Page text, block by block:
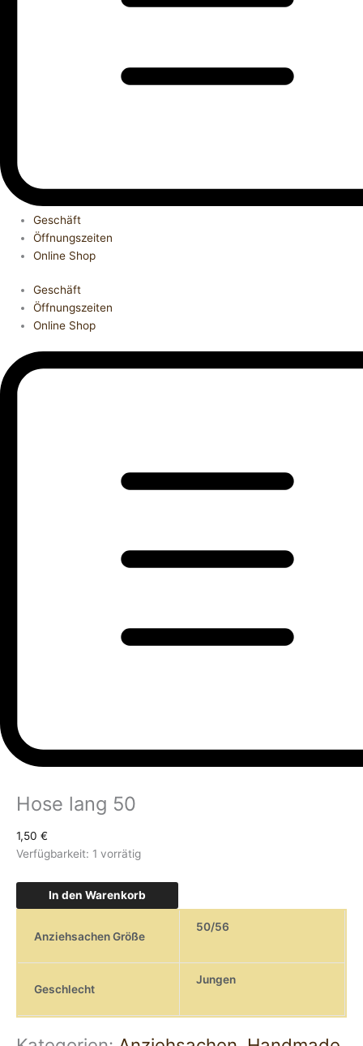
Geschäft
Öffnungszeiten
Online Shop
Geschäft
Öffnungszeiten
Online Shop
Hose lang 50
1,50 €
Verfügbarkeit: 1 vorrätig
In den Warenkorb
Anziehsachen Größe
50/56
Geschlecht
Jungen